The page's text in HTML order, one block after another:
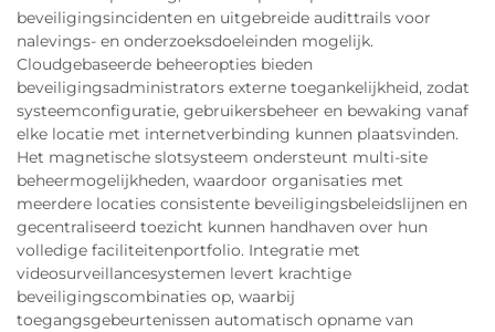
beveiligingsincidenten en uitgebreide audittrails voor
nalevings- en onderzoeksdoeleinden mogelijk.
Cloudgebaseerde beheeropties bieden
beveiligingsadministrators externe toegankelijkheid, zodat
systeemconfiguratie, gebruikersbeheer en bewaking vanaf
elke locatie met internetverbinding kunnen plaatsvinden.
Het magnetische slotsysteem ondersteunt multi-site
beheermogelijkheden, waardoor organisaties met
meerdere locaties consistente beveiligingsbeleidslijnen en
gecentraliseerd toezicht kunnen handhaven over hun
volledige faciliteitenportfolio. Integratie met
videosurveillancesystemen levert krachtige
beveiligingscombinaties op, waarbij
toegangsgebeurtenissen automatisch opname van